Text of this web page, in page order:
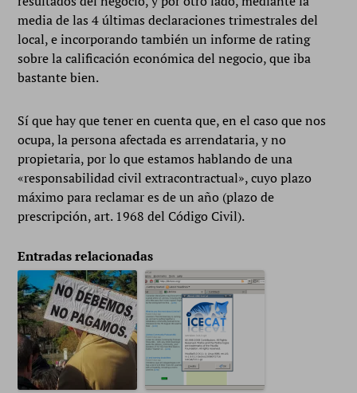
media de las 4 últimas declaraciones trimestrales del
local, e incorporando también un informe de rating
sobre la calificación económica del negocio, que iba
bastante bien.
Sí que hay que tener en cuenta que, en el caso que nos
ocupa, la persona afectada es arrendataria, y no
propietaria, por lo que estamos hablando de una
«responsabilidad civil extracontractual», cuyo plazo
máximo para reclamar es de un año (plazo de
prescripción, art. 1968 del Código Civil).
Entradas relacionadas